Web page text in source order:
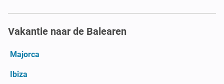
Vakantie naar de Balearen
Majorca
Ibiza